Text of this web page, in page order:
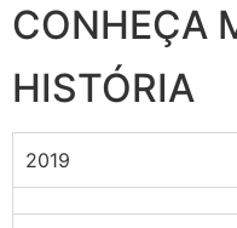
CONHEÇA
HISTÓRIA
2019